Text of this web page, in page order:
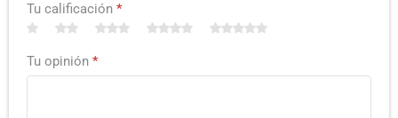
Tu calificación *
Tu opinión *